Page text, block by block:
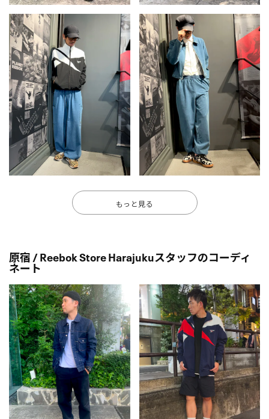
もっと見る
原宿 / Reebok Store Harajukuスタッフのコーディ
ネート